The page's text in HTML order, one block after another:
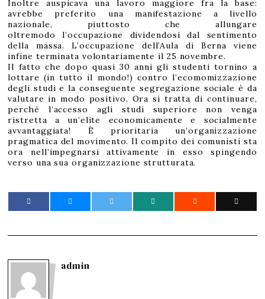
Inoltre auspicava una lavoro maggiore fra la base:
avrebbe preferito una manifestazione a livello
nazionale, piuttosto che allungare
oltremodo l’occupazione dividendosi dal sentimento
della massa. L’occupazione dell’Aula di Berna viene
infine terminata volontariamente il 25 novembre.
Il fatto che dopo quasi 30 anni gli studenti tornino a
lottare (in tutto il mondo!) contro l’ecomomizzazione
degli studi e la conseguente segregazione sociale è da
valutare in modo positivo. Ora si tratta di continuare,
perché l’accesso agli studi superiore non venga
ristretta a un’elite economicamente e socialmente
avvantaggiata! È prioritaria un’organizzazione
pragmatica del movimento. Il compito dei comunisti sta
ora nell’impegnarsi attivamente in esso spingendo
verso una sua organizzazione strutturata.
admin